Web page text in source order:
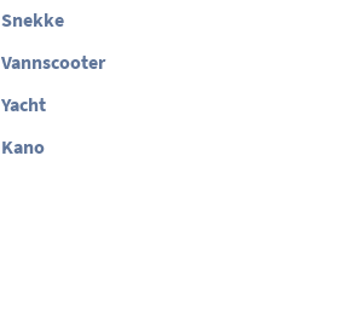
Snekke
Vannscooter
Yacht
Kano